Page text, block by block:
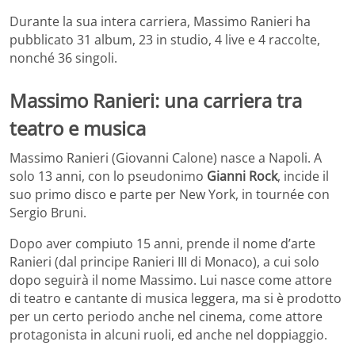
Durante la sua intera carriera, Massimo Ranieri ha
pubblicato 31 album, 23 in studio, 4 live e 4 raccolte,
nonché 36 singoli.
Massimo Ranieri: una carriera tra
teatro e musica
Massimo Ranieri (Giovanni Calone) nasce a Napoli. A
solo 13 anni, con lo pseudonimo Gianni Rock, incide il
suo primo disco e parte per New York, in tournée con
Sergio Bruni.
Dopo aver compiuto 15 anni, prende il nome d’arte
Ranieri (dal principe Ranieri III di Monaco), a cui solo
dopo seguirà il nome Massimo. Lui nasce come attore
di teatro e cantante di musica leggera, ma si è prodotto
per un certo periodo anche nel cinema, come attore
protagonista in alcuni ruoli, ed anche nel doppiaggio.